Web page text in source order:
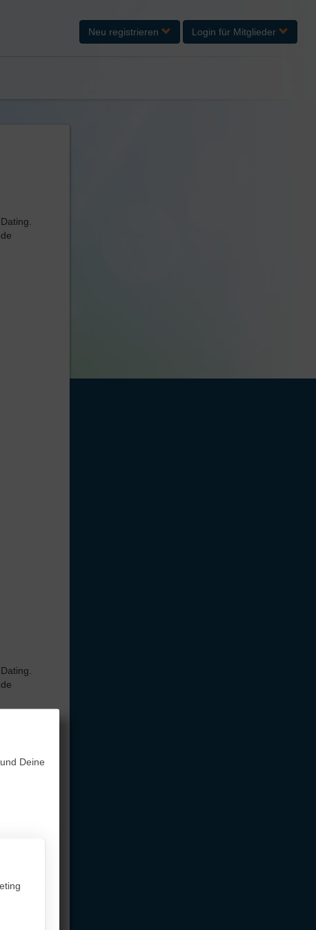
habe,
das so
Heimat,
Neu registrieren Login für Mitglieder
Deine